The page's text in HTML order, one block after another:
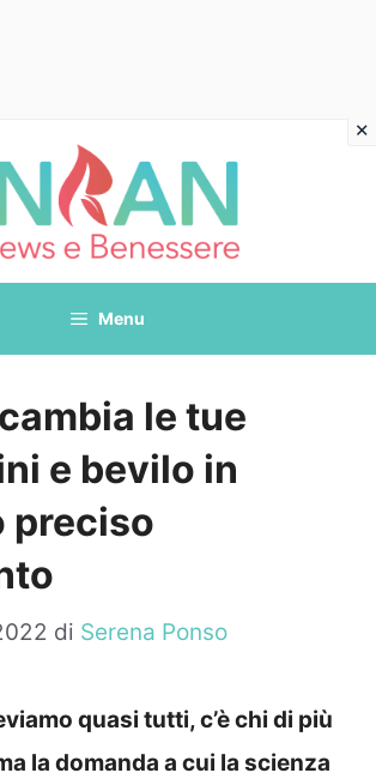
Menu
le tue
e bevilo in
preciso
di Serena Ponso
quasi tutti, c’è chi di più
la domanda a cui la scienza